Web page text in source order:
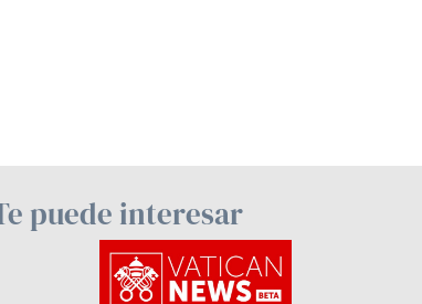
puede interesar